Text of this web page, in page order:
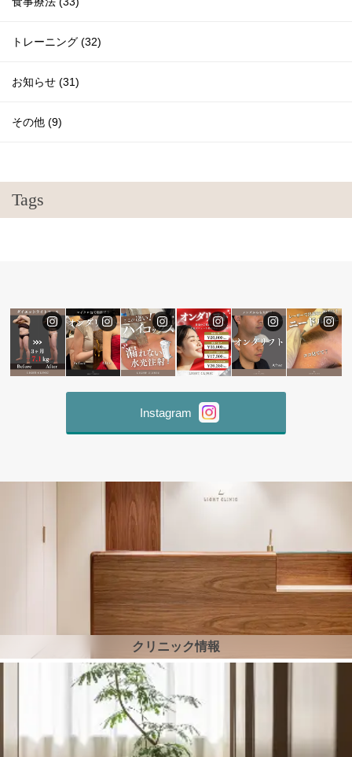
トレーニング (32)
お知らせ (31)
その他 (9)
Tags
Instagram
クリニック情報